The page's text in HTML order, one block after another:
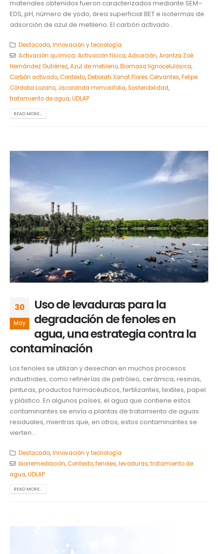
materiales obtenidos fueron caracterizados mediante SEM–
EDS, pH, número de yodo, área superficial BET e isotermas de
adsorción de azul de metileno. El carbón activado...
Destacada,Innovación y tecnología
Activación química; Activación física,Adsorción,Arantza Zoé
Hernández Gutiérrez,Azul de metileno,Biomasa lignocelulósica,
Carbón activado,Contexto,Deborah Xanat Flores Cervantes,Felipe
Córdoba Lozano, Jacaranda mimosifolia,Sostenibilidad,
tratamiento de agua,UDLAP
READ MORE...
30
May
Uso de levaduras para la
degradación de fenoles en
agua, una estrategia contra la
contaminación
Los fenoles se utilizan y desechan en muchos procesos
industriales, como refinerías de petróleo, cerámica, resinas,
pinturas, productos farmacéuticos, fertilizantes, textiles, papel
y plástico. En algunos países, el agua que contiene estos
contaminantes se envía a plantas de tratamiento de aguas
residuales, mientras que, en otros, estos contaminantes se
vierten...
Destacada,Innovación y tecnología
biorremediación,Contexto,fenoles,levaduras,tratamiento de
agua,UDLAP
READ MORE...